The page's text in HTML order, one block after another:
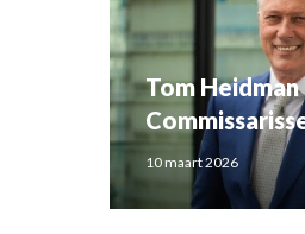
Tom Heidman
10 maart 2026